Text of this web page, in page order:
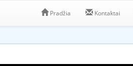
Pradžia Kontaktai